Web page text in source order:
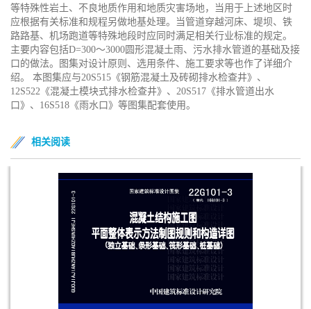
等特殊性岩土、不良地质作用和地质灾害场地，当用于上述地区时
应根据有关标准和规程另做地基处理。当管道穿越河床、堤坝、铁
路路基、机场跑道等特殊地段时应同时满足相关行业标准的规定。
主要内容包括D=300～3000圆形混凝土雨、污水排水管道的基础及接
口的做法。图集对设计原则、选用条件、施工要求等也作了详细介
绍。 本图集应与20S515《钢筋混凝土及砖砌排水检查井》、
12S522《混凝土模块式排水检查井》、20S517《排水管道出水
口》、16S518《雨水口》等图集配套使用。
相关阅读